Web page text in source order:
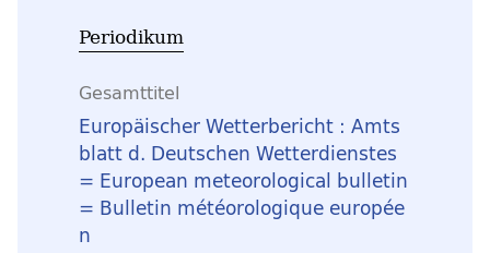
Periodikum
Gesamttitel
Europäischer Wetterbericht : Amts
blatt d. Deutschen Wetterdienstes
= European meteorological bulletin
= Bulletin météorologique europée
n